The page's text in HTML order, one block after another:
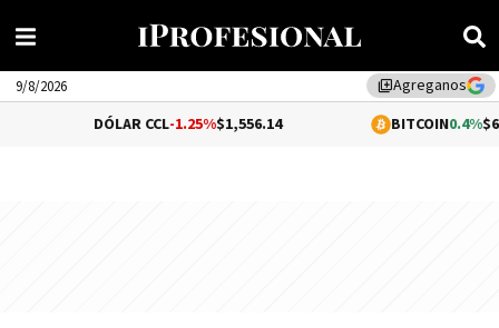
library_addAgreganos
9/8/2026
-1.25%$1,556.14 0.4%$65,039.06